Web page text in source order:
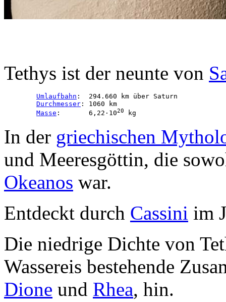
Tethys ist der neunte von
Umlaufbahn :  294.660 km über Saturn
Durchmesser : 1060 km
Masse :       6,22·1020 kg
In der griechischen
und Meeresgöttin, die
Okeanos war.
Entdeckt durch Cassini im
Die niedrige Dichte von
Wassereis bestehende
Dione und Rhea, hin.